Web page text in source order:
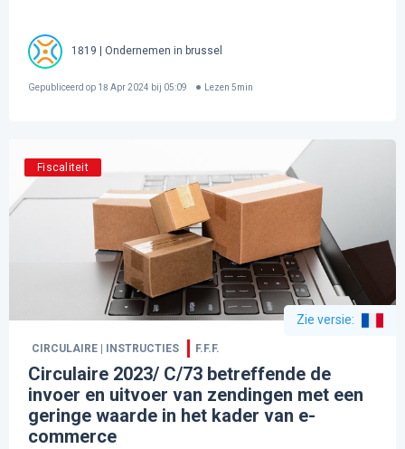
1819 | Ondernemen in brussel
Gepubliceerd op 18 Apr 2024 bij 05:09 Lezen 5min
Fiscaliteit
Zie versie:
CIRCULAIRE | INSTRUCTIES F.F.F.
Circulaire 2023/ C/73 betreffende de
invoer en uitvoer van zendingen met een
geringe waarde in het kader van e-
commerce